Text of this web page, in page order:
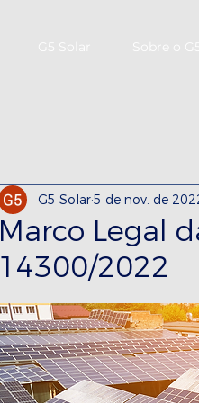
G5 Solar Sobre o G5
Marco Legal
14300/2022
G5 Solar5 de nov. de